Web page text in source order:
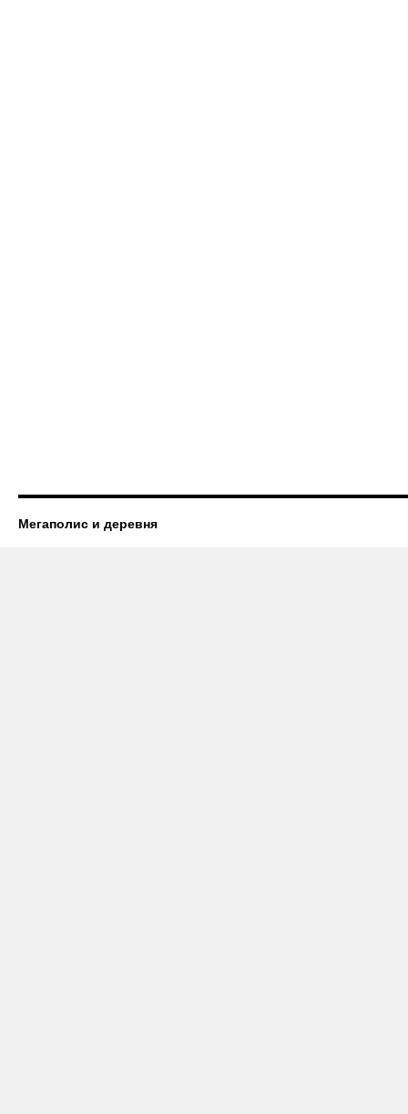
Мегаполис и деревня